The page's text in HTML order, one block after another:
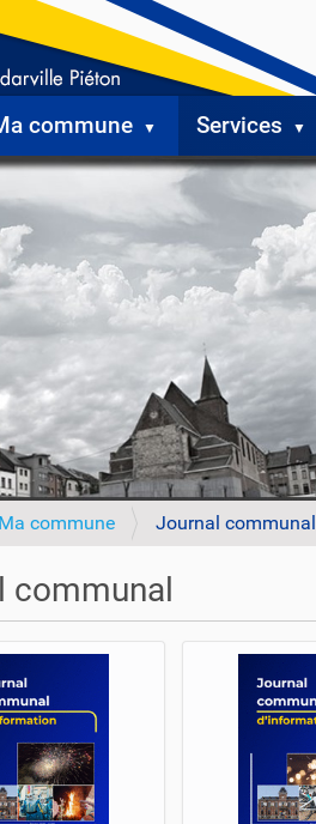
commune Services
Ma commune Journal communal
communal